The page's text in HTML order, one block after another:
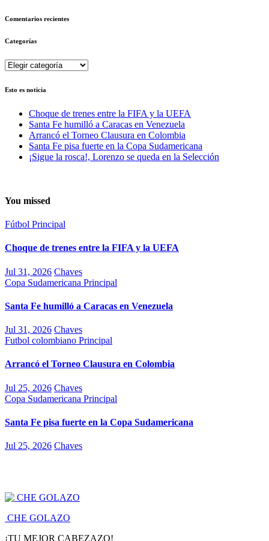
Comentarios recientes
Categorías
Categorías
Esto es noticia
Choque de trenes entre la FIFA y la UEFA
Santa Fe humilló a Caracas en Venezuela
Arrancó el Torneo Clausura en Colombia
Santa Fe pisa fuerte en la Copa Sudamericana
¡Sigue la rosca!, Lorenzo se queda en la Selección
You missed
Fútbol Principal
Choque de trenes entre la FIFA y la UEFA
Jul 31, 2026 Chaves
Copa Sudamericana Principal
Santa Fe humilló a Caracas en Venezuela
Jul 31, 2026 Chaves
Futbol colombiano Principal
Arrancó el Torneo Clausura en Colombia
Jul 25, 2026 Chaves
Copa Sudamericana Principal
Santa Fe pisa fuerte en la Copa Sudamericana
Jul 25, 2026 Chaves
CHE GOLAZO
¡TU MEJOR CABEZAZO!